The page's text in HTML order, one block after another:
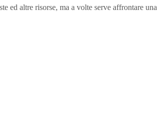
ed altre risorse, ma a volte serve affrontare una